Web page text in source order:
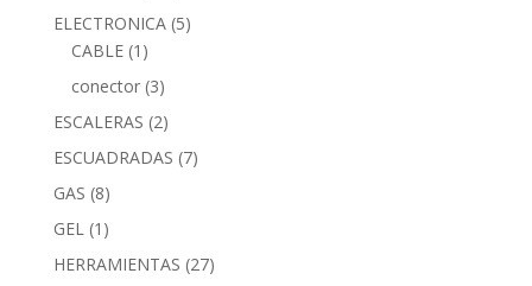
ELECTRONICA (5)
CABLE (1)
conector (3)
ESCALERAS (2)
ESCUADRADAS (7)
GAS (8)
GEL (1)
HERRAMIENTAS (27)